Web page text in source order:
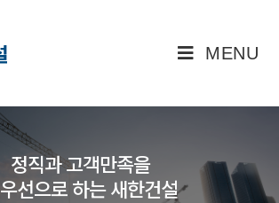
MENU
정직과 고객만족을
선으로 하는 새한건설